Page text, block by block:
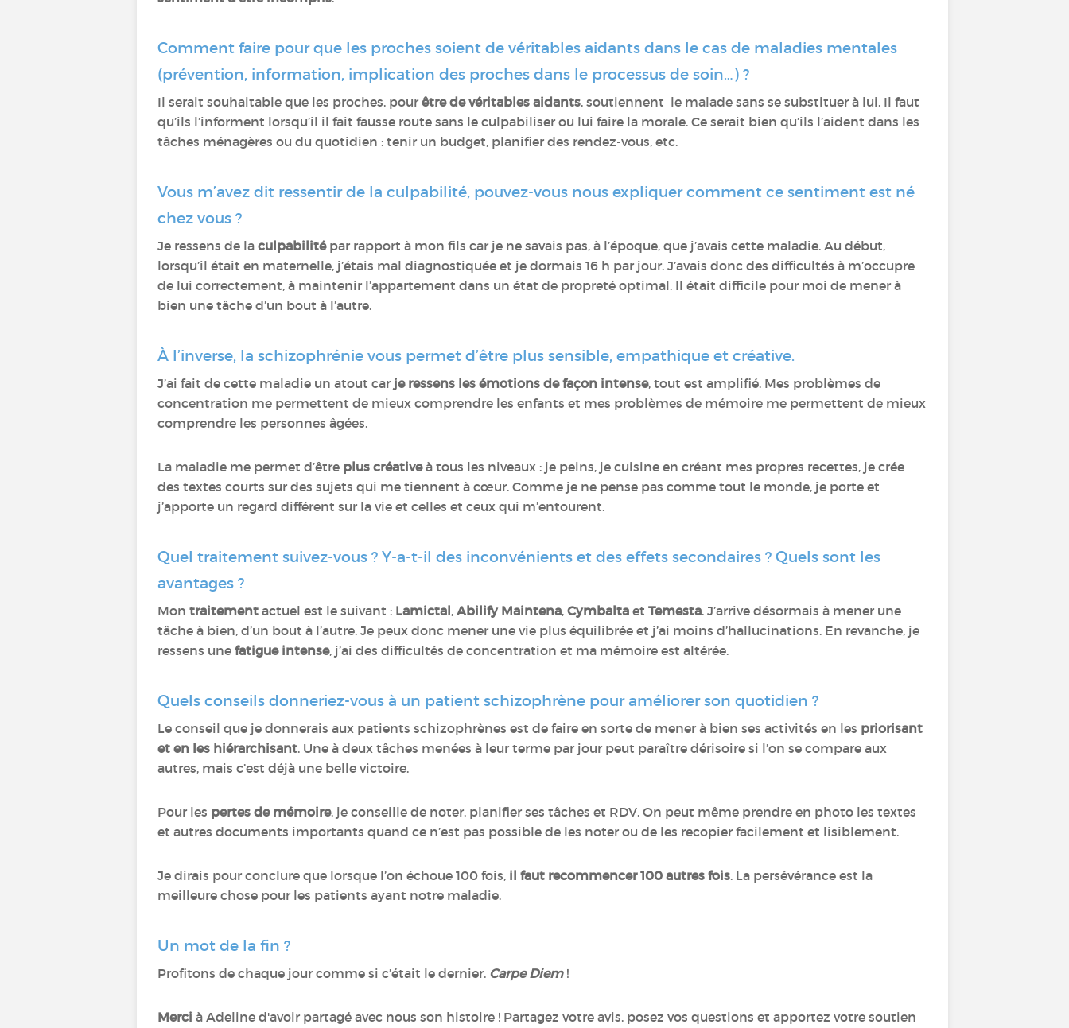
Comment faire pour que les proches soient de véritables aidants dans le cas de maladies mentales
(prévention, information, implication des proches dans le processus de soin…) ?
Il serait souhaitable que les proches, pour être de véritables aidants, soutiennent le malade sans se substituer à lui. Il faut
qu’ils l’informent lorsqu’il il fait fausse route sans le culpabiliser ou lui faire la morale. Ce serait bien qu’ils l’aident dans les
tâches ménagères ou du quotidien : tenir un budget, planifier des rendez-vous, etc.
Vous m’avez dit ressentir de la culpabilité, pouvez-vous nous expliquer comment ce sentiment est né
chez vous ?
Je ressens de la culpabilitépar rapport à mon fils car je ne savais pas, à l’époque, que j’avais cette maladie. Au début,
lorsqu’il était en maternelle, j’étais mal diagnostiquée et je dormais 16 h par jour. J’avais donc des difficultés à m’occupre
de lui correctement, à maintenir l’appartement dans un état de propreté optimal. Il était difficile pour moi de mener à
bien une tâche d’un bout à l’autre.
À l’inverse, la schizophrénie vous permet d’être plus sensible, empathique et créative.
J’ai fait de cette maladie un atout car je ressens les émotions de façon intense, tout est amplifié. Mes problèmes de
concentration me permettent de mieux comprendre les enfants et mes problèmes de mémoire me permettent de mieux
comprendre les personnes âgées.
La maladie me permet d’être plus créativeà tous les niveaux : je peins, je cuisine en créant mes propres recettes, je crée
des textes courts sur des sujets qui me tiennent à cœur. Comme je ne pense pas comme tout le monde, je porte et
j’apporte un regard différent sur la vie et celles et ceux qui m’entourent.
Quel traitement suivez-vous ? Y-a-t-il des inconvénients et des effets secondaires ? Quels sont les
avantages ?
Mon traitement actuel est le suivant : Lamictal, Abilify Maintena, Cymbalta et Temesta. J’arrive désormais à mener une
tâche à bien, d’un bout à l’autre. Je peux donc mener une vie plus équilibrée et j’ai moins d’hallucinations. En revanche, je
ressens une fatigue intense, j’ai des difficultés de concentration et ma mémoire est altérée.
Quels conseils donneriez-vous à un patient schizophrène pour améliorer son quotidien ?
Le conseil que je donnerais aux patients schizophrènes est de faire en sorte de mener à bien ses activités en les priorisant
et en les hiérarchisant. Une à deux tâches menées à leur terme par jour peut paraître dérisoire si l’on se compare aux
autres, mais c’est déjà une belle victoire.
Pour les pertes de mémoire, je conseille de noter, planifier ses tâches et RDV. On peut même prendre en photo les textes
et autres documents importants quand ce n’est pas possible de les noter ou de les recopier facilement et lisiblement.
Je dirais pour conclure que lorsque l’on échoue 100 fois, il faut recommencer 100 autres fois. La persévérance est la
meilleure chose pour les patients ayant notre maladie.
Un mot de la fin ?
Profitons de chaque jour comme si c’était le dernier. Carpe Diem!
Merci à Adeline d'avoir partagé avec nous son histoire ! Partagez votre avis, posez vos questions et apportez votre soutien